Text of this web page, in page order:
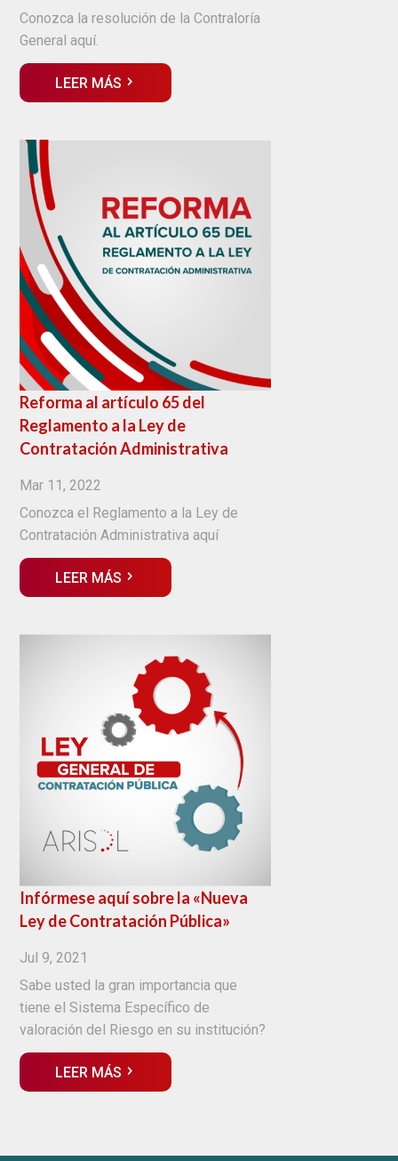
Conozca la resolución de la Contraloría
General aquí.
LEER MÁS
Reforma al artículo 65 del
Reglamento a la Ley de
Contratación Administrativa
Mar 11, 2022
Conozca el Reglamento a la Ley de
Contratación Administrativa aquí
LEER MÁS
Infórmese aquí sobre la «Nueva
Ley de Contratación Pública»
Jul 9, 2021
Sabe usted la gran importancia que
tiene el Sistema Específico de
valoración del Riesgo en su institución?
LEER MÁS